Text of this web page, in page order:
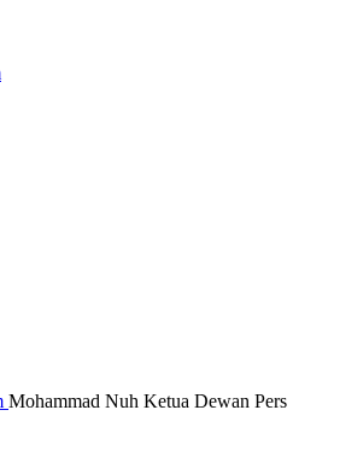
Mohammad Nuh Ketua Dewan Pers